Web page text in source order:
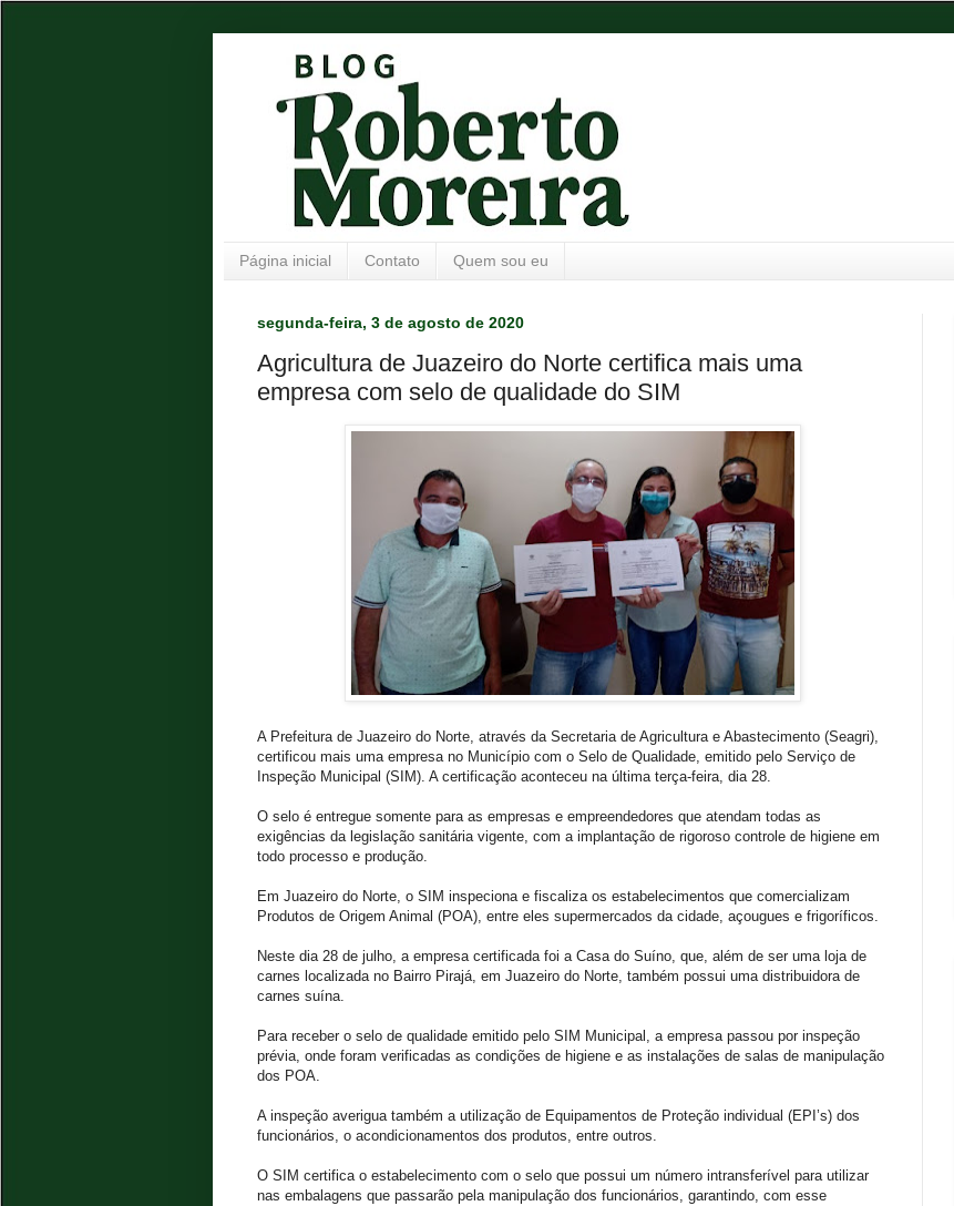
Página inicial Contato Quem sou eu
segunda-feira, 3 de agosto de 2020
Agricultura de Juazeiro do Norte certifica mais uma
empresa com selo de qualidade do SIM
A Prefeitura de Juazeiro do Norte, através da Secretaria de Agricultura e Abastecimento (Seagri),
certificou mais uma empresa no Município com o Selo de Qualidade, emitido pelo Serviço de
Inspeção Municipal (SIM). A certificação aconteceu na última terça-feira, dia 28.
O selo é entregue somente para as empresas e empreendedores que atendam todas as
exigências da legislação sanitária vigente, com a implantação de rigoroso controle de higiene em
todo processo e produção.
Em Juazeiro do Norte, o SIM inspeciona e fiscaliza os estabelecimentos que comercializam
Produtos de Origem Animal (POA), entre eles supermercados da cidade, açougues e frigoríficos.
Neste dia 28 de julho, a empresa certificada foi a Casa do Suíno, que, além de ser uma loja de
carnes localizada no Bairro Pirajá, em Juazeiro do Norte, também possui uma distribuidora de
carnes suína.
Para receber o selo de qualidade emitido pelo SIM Municipal, a empresa passou por inspeção
prévia, onde foram verificadas as condições de higiene e as instalações de salas de manipulação
dos POA.
A inspeção averigua também a utilização de Equipamentos de Proteção individual (EPI’s) dos
funcionários, o acondicionamentos dos produtos, entre outros.
O SIM certifica o estabelecimento com o selo que possui um número intransferível para utilizar
nas embalagens que passarão pela manipulação dos funcionários, garantindo, com esse